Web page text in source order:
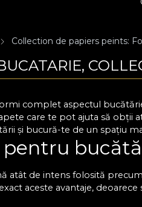
Collection de papiers peints:
complet aspectul
care te pot ajuta să obții
și bucură-te de un spațiu
pentru
atât de intens folosită
aceste avantaje,